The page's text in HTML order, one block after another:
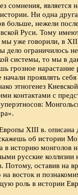
сомнения, является
Ни одна
больше, нежели
Руси. Тому
мы уже говорили, в
дело ограничилось
системы, то мы в
грозное нарастание
проявлять
этногенез
контактами с
XIII в. описана
об истории
в историю монголов
русские
Потому, оставив на
на восток и
роль в истории